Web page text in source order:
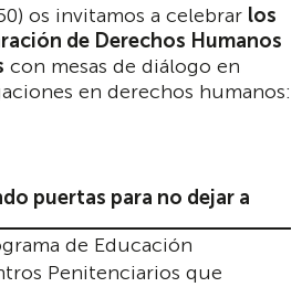
os invitamos a celebrar los
de Derechos Humanos
con mesas de diálogo en
en derechos humanos:
puertas para no dejar a
de Educación
Penitenciarios que